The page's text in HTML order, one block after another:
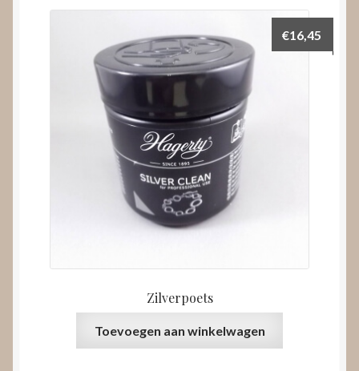
Zilverpoets
€16,45
Toevoegen aan winkelwagen